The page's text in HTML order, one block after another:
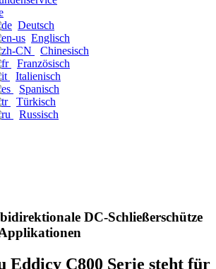
Deutsch
Englisch
Chinesisch
Französisch
Italienisch
Spanisch
Türkisch
Russisch
DC-Schließerschütze
Eddicy C800 Serie steht für